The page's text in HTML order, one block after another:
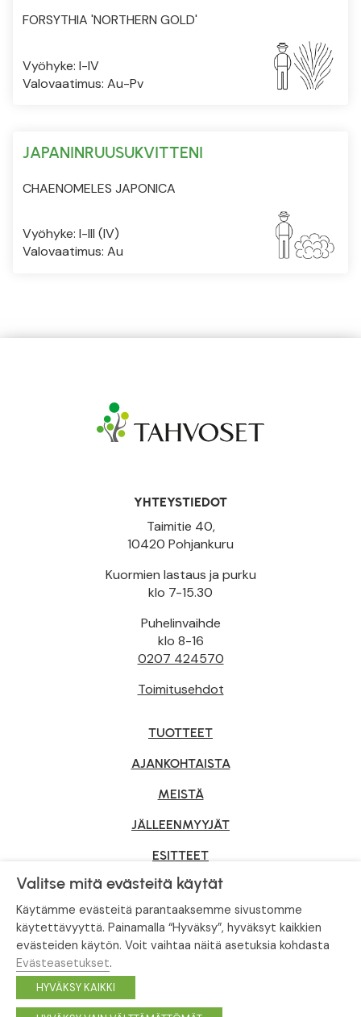
FORSYTHIA 'NORTHERN GOLD'
Vyöhyke: I-IV
Valovaatimus: Au-Pv
JAPANINRUUSUKVITTENI
CHAENOMELES JAPONICA
Vyöhyke: I-III (IV)
Valovaatimus: Au
YHTEYSTIEDOT
Taimitie 40,
10420 Pohjankuru
Kuormien lastaus ja purku
klo 7-15.30
Puhelinvaihde
klo 8-16
0207 424570
Toimitusehdot
TUOTTEET
AJANKOHTAISTA
MEISTÄ
JÄLLEENMYYJÄT
ESITTEET
YRITYSMYYNTI
Tietosuojaseloste
© Tahvoset, All Rights Reserved.
Facebook
Valitse mitä evästeitä käytät
Käytämme evästeitä parantaaksemme sivustomme
käytettävyyttä. Painamalla “Hyväksy”, hyväksyt kaikkien
evästeiden käytön. Voit vaihtaa näitä asetuksia kohdasta
Evästeasetukset.
HYVÄKSY KAIKKI